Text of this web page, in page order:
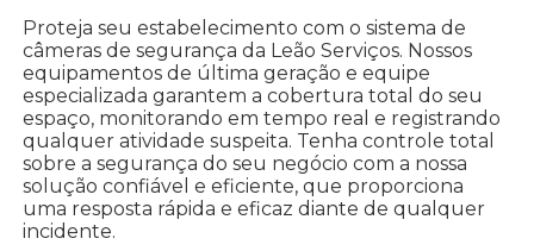
Proteja seu estabelecimento com o sistema de
câmeras de segurança da Leão Serviços. Nossos
equipamentos de última geração e equipe
especializada garantem a cobertura total do seu
espaço, monitorando em tempo real e registrando
qualquer atividade suspeita. Tenha controle total
sobre a segurança do seu negócio com a nossa
solução confiável e eficiente, que proporciona
uma resposta rápida e eficaz diante de qualquer
incidente.